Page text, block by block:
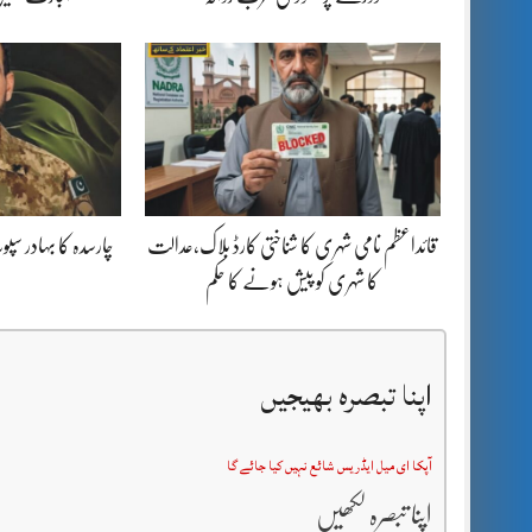
قائداعظم نامی شہری کا شناختی کارڈ بلاک،عدالت
کا شہری کو پیش ہونے کا حکم
چارسدہ کا بہادر
اپنا تبصرہ بھیجیں
آپکا ای میل ایڈریس شائع نہیں کیا جائے گا
اپنا تبصرہ لکھیں